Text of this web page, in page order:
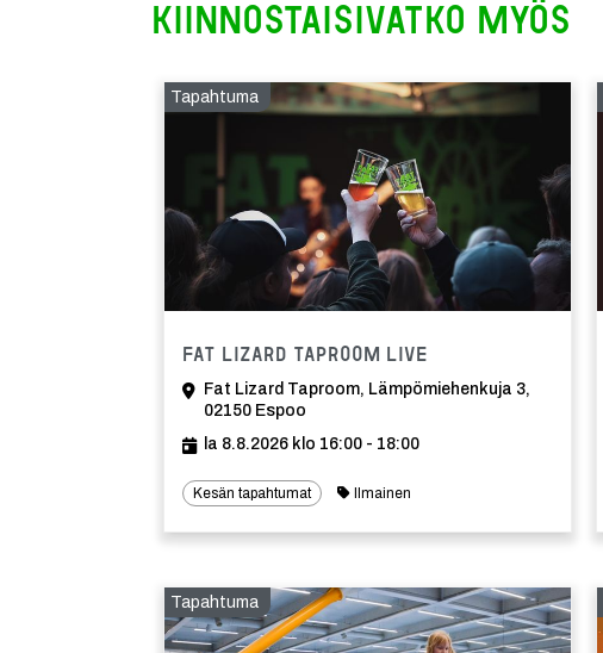
Kiinnostaisivatko myös
Tapahtuma
Fat Lizard Taproom Live
Fat Lizard Taproom, Lämpömiehenkuja 3,
02150 Espoo
la 8.8.2026 klo 16:00 - 18:00
Kesän tapahtumat Ilmainen
Tapahtuma